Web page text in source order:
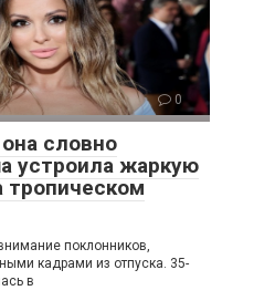
0
словно
устроила жаркую
тропическом
поклонников,
кадрами из отпуска. 35-
в